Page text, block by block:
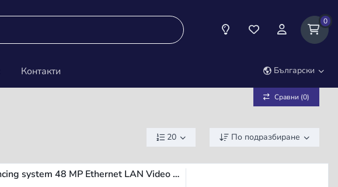
Любими (0)
0
Контакти Български
Сравни (0)
20 По подразбиране
Owl Labs Owl Bar video conferencing system 48 MP Ethernet LAN Video collaboration bar